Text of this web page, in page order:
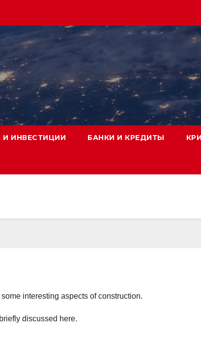
И ИНВЕСТИЦИИ БАНКИ И КРЕДИТЫ
interesting aspects of construction.
discussed here.